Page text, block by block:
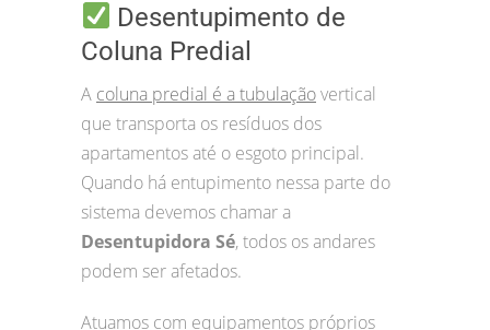
Desentupimento de
Coluna Predial
A coluna predial é a tubulaçãovertical
que transporta os resíduos dos
apartamentos até o esgoto principal.
Quando há entupimento nessa parte do
sistema devemos chamar a
Desentupidora Sé, todos os andares
podem ser afetados.
Atuamos com equipamentos próprios